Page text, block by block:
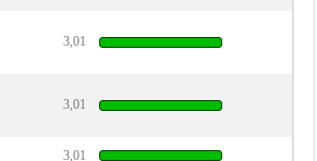
3,01
3,01
3,01